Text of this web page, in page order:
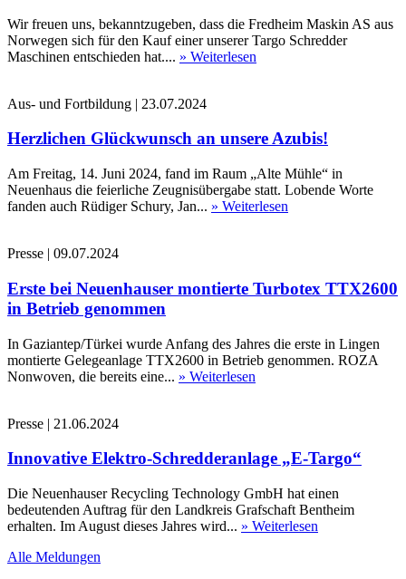
Wir freuen uns, bekanntzugeben, dass die Fredheim Maskin AS aus
Norwegen sich für den Kauf einer unserer Targo Schredder
Maschinen entschieden hat.... » Weiterlesen
Aus- und Fortbildung | 23.07.2024
Herzlichen Glückwunsch an unsere Azubis!
Am Freitag, 14. Juni 2024, fand im Raum „Alte Mühle“ in
Neuenhaus die feierliche Zeugnisübergabe statt. Lobende Worte
fanden auch Rüdiger Schury, Jan... » Weiterlesen
Presse | 09.07.2024
Erste bei Neuenhauser montierte Turbotex TTX2600
in Betrieb genommen
In Gaziantep/Türkei wurde Anfang des Jahres die erste in Lingen
montierte Gelegeanlage TTX2600 in Betrieb genommen. ROZA
Nonwoven, die bereits eine... » Weiterlesen
Presse | 21.06.2024
Innovative Elektro-Schredderanlage „E-Targo“
Die Neuenhauser Recycling Technology GmbH hat einen
bedeutenden Auftrag für den Landkreis Grafschaft Bentheim
erhalten. Im August dieses Jahres wird... » Weiterlesen
Alle Meldungen